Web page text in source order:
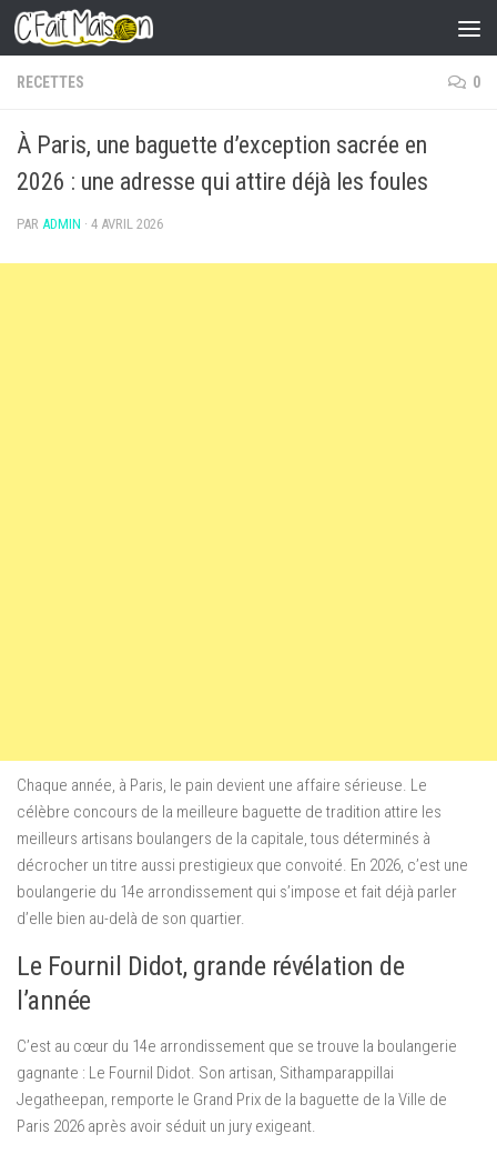
Skip to content
RECETTES 0
À Paris, une baguette d’exception sacrée en
2026 : une adresse qui attire déjà les foules
PAR ADMIN · 4 AVRIL 2026
Chaque année, à Paris, le pain devient une affaire sérieuse. Le
célèbre concours de la meilleure baguette de tradition attire les
meilleurs artisans boulangers de la capitale, tous déterminés à
décrocher un titre aussi prestigieux que convoité. En 2026, c’est une
boulangerie du 14e arrondissement qui s’impose et fait déjà parler
d’elle bien au-delà de son quartier.
Le Fournil Didot, grande révélation de
l’année
C’est au cœur du 14e arrondissement que se trouve la boulangerie
gagnante : Le Fournil Didot. Son artisan, Sithamparappillai
Jegatheepan, remporte le Grand Prix de la baguette de la Ville de
Paris 2026 après avoir séduit un jury exigeant.